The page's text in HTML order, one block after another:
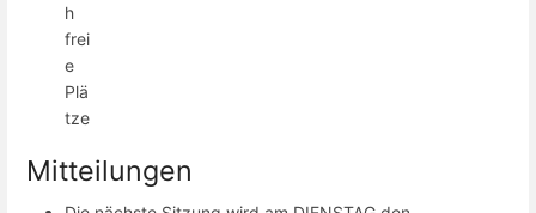
h
frei
e
Plä
tze
Mitteilungen